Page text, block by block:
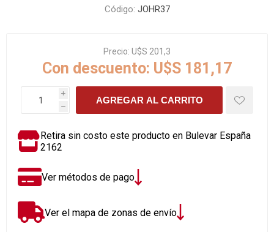
Código: JOHR37
Precio: U$S 201,3
Con descuento: U$S 181,17
i
h
AGREGAR AL CARRITO
Retira sin costo este producto en Bulevar España
2162
Ver métodos de pago
Ver el mapa de zonas de envío